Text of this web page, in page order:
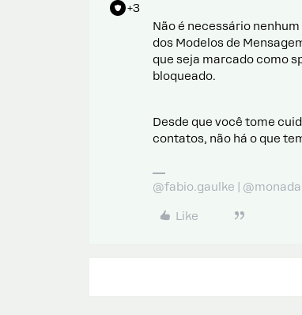
+3
Não é necessário
dos Modelos de
que seja marcado como
bloqueado.
Desde que você tome
contatos, não há o que
@fabio.gaulke |
Like